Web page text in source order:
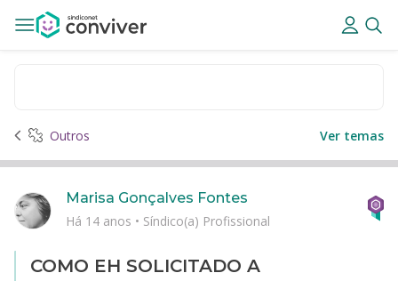
Outros Ver temas
COMO EH SOLICITADO A
Marisa Gonçalves Fontes
Há 14 anos • Síndico(a) Profissional